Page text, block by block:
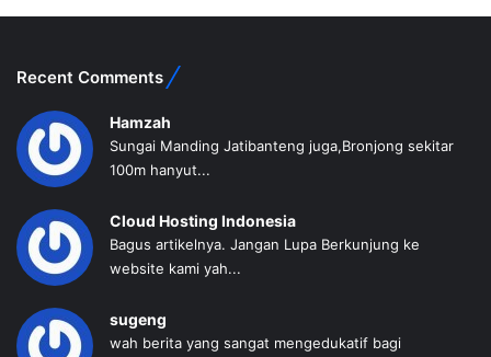
Recent Comments
Hamzah
Sungai Manding Jatibanteng juga,Bronjong sekitar
100m hanyut...
Cloud Hosting Indonesia
Bagus artikelnya. Jangan Lupa Berkunjung ke
website kami yah...
sugeng
wah berita yang sangat mengedukatif bagi